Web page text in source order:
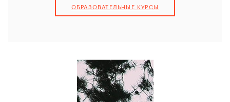
ОБРАЗОВАТЕЛЬНЫЕ КУРCЫ